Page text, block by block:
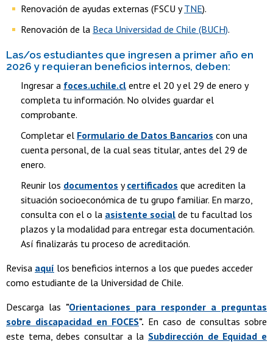
Renovación de ayudas externas (FSCU yTNE).
Renovación de la Beca Universidad de Chile (BUCH).
Las/os estudiantes que ingresen a primer año en
2026 y requieran beneficios internos, deben:
Ingresar a foces.uchile.cl entre el 20 y el 29 de enero y
completa tu información. No olvides guardar el
comprobante.
Completar el Formulario de Datos Bancarios con una
cuenta personal, de la cual seas titular, antes del 29 de
enero.
Reunir los documentos ycertificados que acrediten la
situación socioeconómica de tu grupo familiar. En marzo,
consulta con el o la asistente social de tu facultad los
plazos y la modalidad para entregar esta documentación.
Así finalizarás tu proceso de acreditación.
Revisa aquí los beneficios internos a los que puedes acceder
como estudiante de la Universidad de Chile.
Descarga las "Orientaciones para responder a preguntas
sobre discapacidad en FOCES". En caso de consultas sobre
este tema, debes consultar a la Subdirección de Equidad e